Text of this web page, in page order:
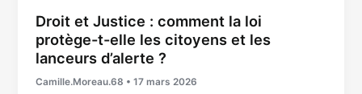
Droit et Justice : comment la loi
protège-t-elle les citoyens et les
lanceurs d’alerte ?
Camille.Moreau.68 •17 mars 2026